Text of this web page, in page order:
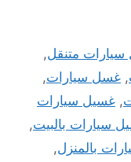
متنقل,
, غسل سيارات,
, غسيل سيارات
سيارات بالبيت,
بالمنزل,